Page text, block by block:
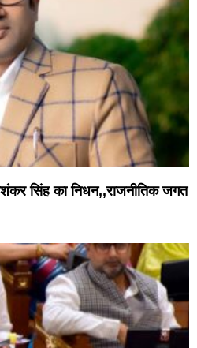
सिंह का निधन,,राजनीतिक जगत